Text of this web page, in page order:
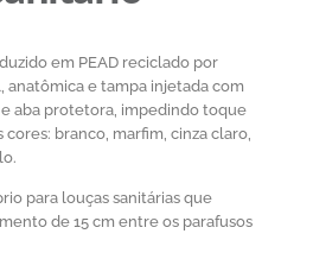
em PEAD reciclado por
anatômica e tampa injetada com
aba protetora, impedindo toque
cores: branco, marfim, cinza claro,
para louças sanitárias que
de 15 cm entre os parafusos